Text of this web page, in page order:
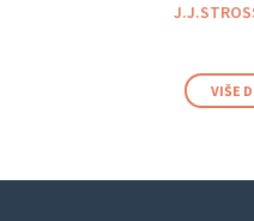
VIŠE